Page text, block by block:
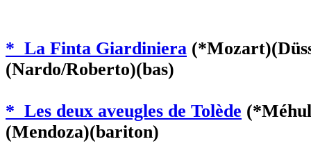
* La Finta Giardiniera
(Nardo/Roberto)(bas)
* Les deux aveugles de Tolède
(Mendoza)(bariton)